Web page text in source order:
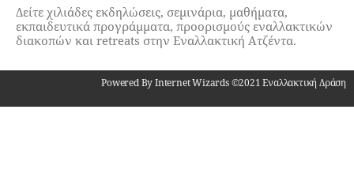
Δείτε χιλιάδες εκδηλώσεις, σεμινάρια, μαθήματα,
εκπαιδευτικά προγράμματα, προορισμούς εναλλακτικών
διακοπών και retreats στην Εναλλακτική Ατζέντα.
Powered By Internet Wizards ©2021 Εναλλακτική Δράση